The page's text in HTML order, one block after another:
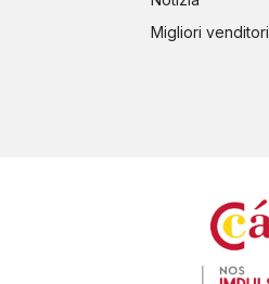
Migliori venditori